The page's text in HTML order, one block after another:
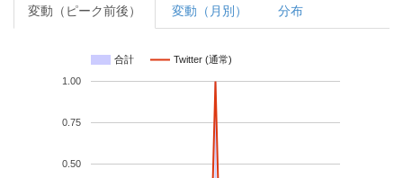
変動（ピーク前後） 変動（月別） 分布
合計 Twitter (通常)
0.50
0.75
1.00